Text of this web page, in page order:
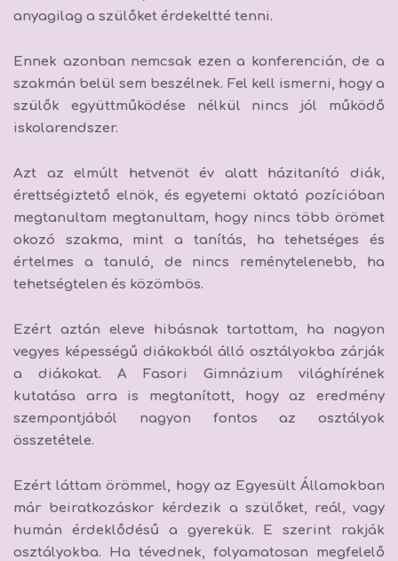
anyagilag a szülőket érdekeltté tenni.
Ennek azonban nemcsak ezen a konferencián, de a
szakmán belül sem beszélnek. Fel kell ismerni, hogy a
szülők együttműködése nélkül nincs jól működő
iskolarendszer.
Azt az elmúlt hetvenöt év alatt házitanító diák,
érettségiztető elnök, és egyetemi oktató pozícióban
megtanultam megtanultam, hogy nincs több örömet
okozó szakma, mint a tanítás, ha tehetséges és
értelmes a tanuló, de nincs reménytelenebb, ha
tehetségtelen és közömbös.
Ezért aztán eleve hibásnak tartottam, ha nagyon
vegyes képességű diákokból álló osztályokba zárják
a diákokat. A Fasori Gimnázium világhírének
kutatása arra is megtanított, hogy az eredmény
szempontjából nagyon fontos az osztályok
összetétele.
Ezért láttam örömmel, hogy az Egyesült Államokban
már beiratkozáskor kérdezik a szülőket, reál, vagy
humán érdeklődésű a gyerekük. E szerint rakják
osztályokba. Ha tévednek, folyamatosan megfelelő